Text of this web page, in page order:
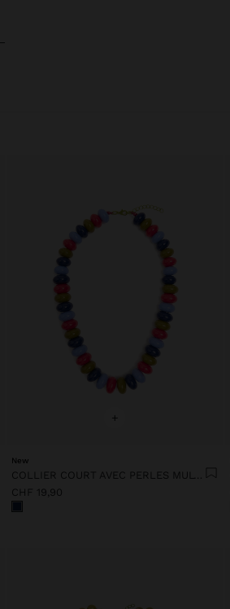
+
New
COLLIER COURT AVEC PERLES MULTICOLORES
CHF 19,90